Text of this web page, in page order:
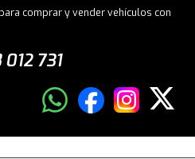
comprar y vender vehículos con
731